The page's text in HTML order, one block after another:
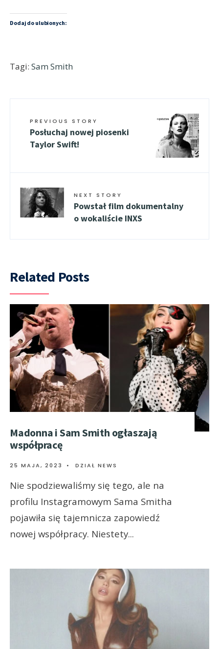
Dodaj do ulubionych:
Tagi: Sam Smith
PREVIOUS STORY
Posłuchaj nowej piosenki
Taylor Swift!
NEXT STORY
Powstał film dokumentalny
o wokaliście INXS
Related Posts
Madonna i Sam Smith ogłaszają
współpracę
25 MAJA, 2023 • DZIAŁ NEWS
Nie spodziewaliśmy się tego, ale na
profilu Instagramowym Sama Smitha
pojawiła się tajemnicza zapowiedź
nowej współpracy. Niestety...